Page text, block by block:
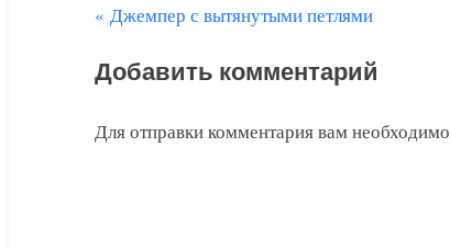
Навигация
по
записям
П
е
ы
Джемпер с вытянутыми петлями
Добавить комментарий
Для отправки комментария вам необходимо